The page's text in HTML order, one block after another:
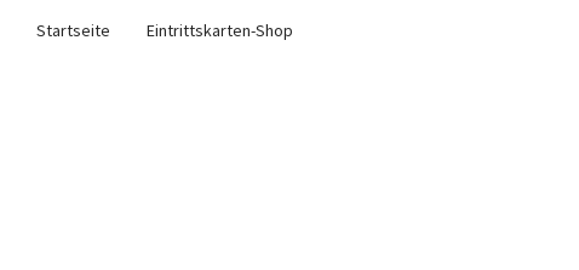
Startseite
Eintrittskarten-Shop